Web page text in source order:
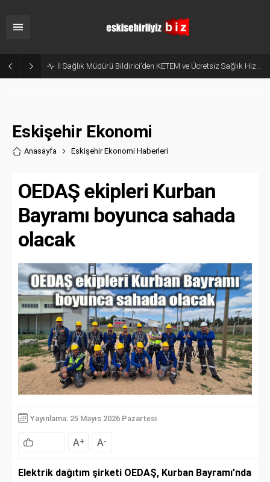
Hani Eskişehir Kaleydi? Yeni Parti’ye Geçişte Hesaplar Tutmadı!
Eskişehir Ekonomi
Anasayfa Eskişehir Ekonomi Haberleri
OEDAŞ ekipleri Kurban
Bayramı boyunca sahada
olacak
Yayınlama: 25 Mayıs 2026 Pazartesi
A+ A-
Elektrik dağıtım şirketi OEDAŞ, Kurban Bayramı’nda